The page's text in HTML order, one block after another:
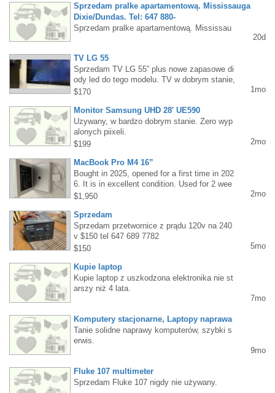
Sprzedam pralke apartamentową. Mississauga
Dixie/Dundas. Tel: 647 880-
Sprzedam pralke apartamentową. Mississau
20d
TV LG 55
Sprzedam TV LG 55” plus nowe zapasowe di
ody led do tego modelu. TV w dobrym stanie,
posiada małe uszkodzenie matrycy widoczne
$170 1mo
Monitor Samsung UHD 28' UE590
Uzywany, w bardzo dobrym stanie. Zero wyp
alonych piixeli.
$199
2mo
MacBook Pro M4 16”
Bought in 2025, opened for a first time in 202
6. It is in excellent condition. Used for 2 wee
ks only. I tried to learn Apple system but I a
C.Cash only please!
$1,950 2mo
Sprzedam
Sprzedam przetwornice z prądu 120v na 240
v $150 tel 647 689 7782
$150
5mo
Kupie laptop
Kupie laptop z uszkodzona elektronika nie st
arszy niż 4 lata.
7mo
Komputery stacjonarne, Laptopy naprawa
Tanie solidne naprawy komputerów, szybki s
erwis.
9mo
Fluke 107 multimeter
Sprzedam Fluke 107 nigdy nie używany.